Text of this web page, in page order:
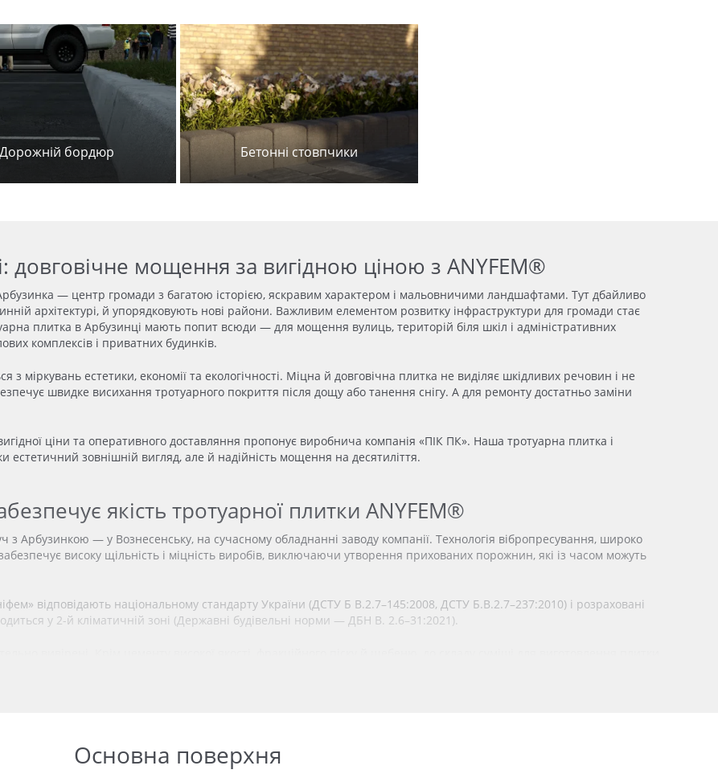
Дорожній бордюр Бетонні стовпчики
довговічне мощення за вигідною ціною з ANYFEM®
— центр громади з багатою історією, яскравим характером і мальовничими ландшафтами. Тут дбайливо
архітектурі, й упорядковують нові райони. Важливим елементом розвитку інфраструктури для громади стає
плитка в Арбузинці мають попит всюди — для мощення вулиць, територій біля шкіл і адміністративних
комплексів і приватних будинків.
з міркувань естетики, економії та екологічності. Міцна й довговічна плитка не виділяє шкідливих речовин і не
швидке висихання тротуарного покриття після дощу або танення снігу. А для ремонту достатньо заміни
ціни та оперативного доставляння пропонує виробнича компанія «ПІК ПК». Наша тротуарна плитка і
естетичний зовнішній вигляд, але й надійність мощення на десятиліття.
якість тротуарної плитки ANYFEM®
з Арбузинкою — у Вознесенську, на сучасному обладнанні заводу компанії. Технологія вібропресування, широко
забезпечує високу щільність і міцність виробів, виключаючи утворення прихованих порожнин, які із часом можуть
відповідають національному стандарту України (ДСТУ Б В.2.7–145:2008, ДСТУ Б.В.2.7–237:2010) і розраховані
у 2-й кліматичній зоні (Державні будівельні норми — ДБН В. 2.6–31:2021).
властивості готових виробів.
повсій товщині плитки. Це забезпечує більш надійний
Основна поверхня